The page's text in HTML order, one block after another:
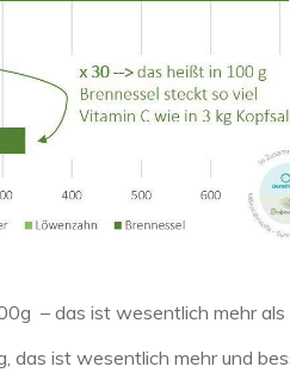
– das ist wesentlich mehr als
das ist wesentlich mehr und